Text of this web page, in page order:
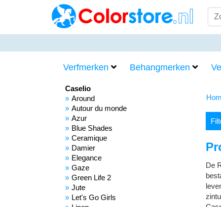
Verfmerken Behangmerken
Caselio
Around
Autour du monde
Azur
Blue Shades
Ceramique
Damier
Elegance
Gaze
Green Life 2
Jute
Let's Go Girls
De